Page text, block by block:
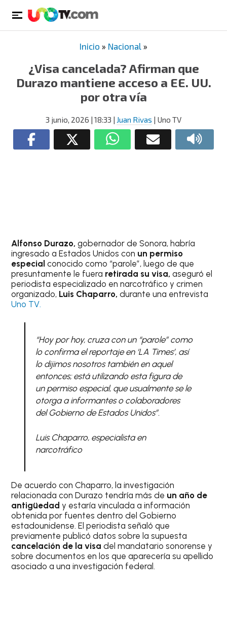
Inicio » Nacional »
¿Visa cancelada? Afirman que
Durazo mantiene acceso a EE. UU.
por otra vía
3 junio, 2026 | 18:33 | Juan Rivas | Uno TV
Alfonso Durazo, gobernador de Sonora, habría
ingresado a Estados Unidos con un permiso
especial conocido como “parole”, luego de que
presuntamente le fuera retirada su visa,aseguró el
periodista especializado en narcotráfico y crimen
organizado, Luis Chaparro, durante una entrevista
Uno TV.
“Hoy por hoy, cruza con un “parole” como
lo confirma el reportaje en ‘LA Times’, así
lo dijimos nosotros también en aquel
entonces; está utilizando esta figura de
un permiso especial, que usualmente se le
otorga a informantes o colaboradores
del Gobierno de Estados Unidos”.
Luis Chaparro, especialista en
narcotráfico
De acuerdo con Chaparro, la investigación
relacionada con Durazo tendría más de un año de
antigüedad y estaría vinculada a información
obtenida por fuentes dentro del Gobierno
estadounidense. El periodista señaló que
previamente publicó datos sobre la supuesta
cancelación de la visa del mandatario sonorense y
sobre documentos en los que aparecería su apellido
asociado a una investigación federal.